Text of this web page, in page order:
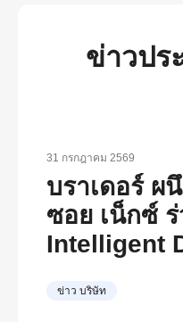
ข่าวปร
31 กรกฎาคม 2569
บราเดอร์ ผ
ซอย เน็กซ์
Intelligent
ข่าว บริษัท